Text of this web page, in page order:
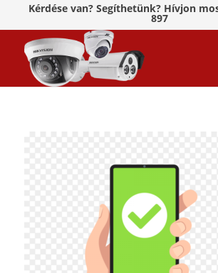
Kérdése van? Segíthetünk? Hívjon
897